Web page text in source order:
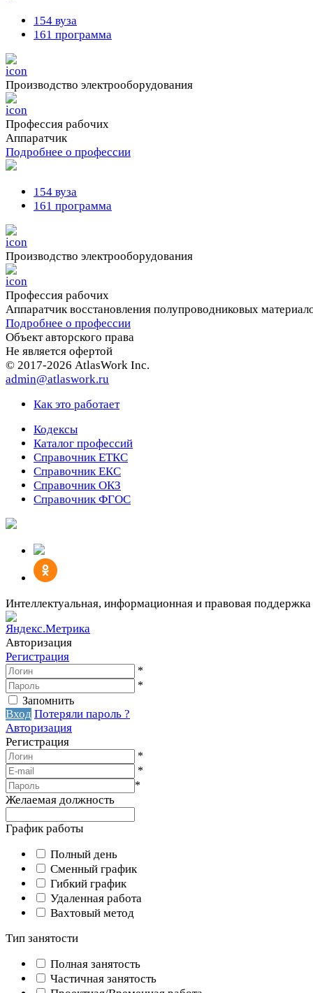
154 вуза
161 программа
Производство электрооборудования
Профессия рабочих
Аппаратчик
Подробнее о профессии
154 вуза
161 программа
Производство электрооборудования
Профессия рабочих
Аппаратчик восстановления полупроводниковых
Подробнее о профессии
Объект авторского права
Не является офертой
© 2017-2026 AtlasWork Inc.
admin@atlaswork.ru
Как это работает
Кодексы
Каталог профессий
Справочник ЕТКС
Справочник ЕКС
Справочник ОКЗ
Справочник ФГОС
Интеллектуальная, информационная и правовая поддержка
Авторизация
Регистрация
*
*
Запомнить
Вход Потеряли пароль ?
Авторизация
Регистрация
*
*
*
Желаемая должность
График работы
Полный день
Сменный график
Гибкий график
Удаленная работа
Вахтовый метод
Тип занятости
Полная занятость
Частичная занятость